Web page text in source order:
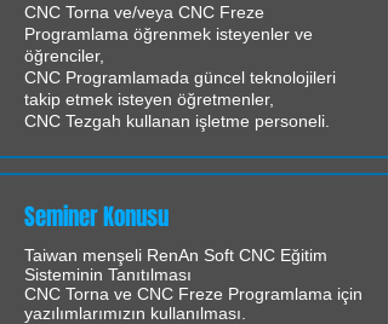
CNC Torna ve/veya CNC Freze
Programlama öğrenmek isteyenler ve
öğrenciler,
CNC Programlamada güncel teknolojileri
takip etmek isteyen öğretmenler,
CNC Tezgah kullanan işletme personeli.
Seminer Konusu
Taiwan menşeli RenAn Soft CNC Eğitim
Sisteminin Tanıtılması
CNC Torna ve CNC Freze Programlama için
yazılımlarımızın kullanılması.